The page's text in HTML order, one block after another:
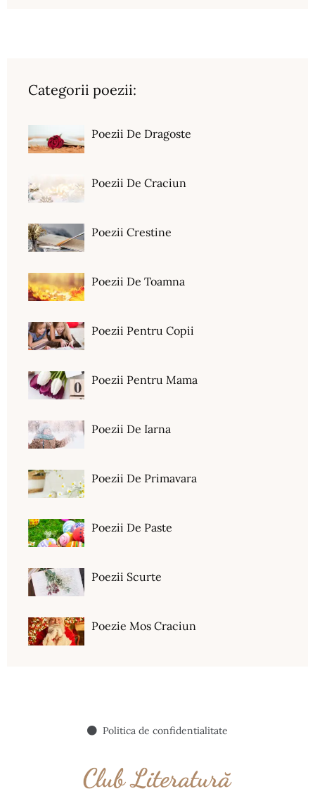
Categorii poezii:
Poezii De Dragoste
Poezii De Craciun
Poezii Crestine
Poezii De Toamna
Poezii Pentru Copii
Poezii Pentru Mama
Poezii De Iarna
Poezii De Primavara
Poezii De Paste
Poezii Scurte
Poezie Mos Craciun
Politica de confidentialitate